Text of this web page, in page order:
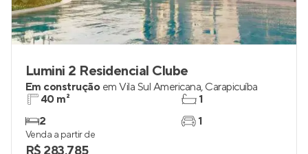
Lumini 2 Residencial Clube
Em construção em Vila Sul Americana, Carapicuíba
40 m²
2
1
1
Venda a partir de